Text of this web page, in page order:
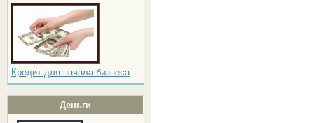
Кредит для начала бизнеса
Деньги